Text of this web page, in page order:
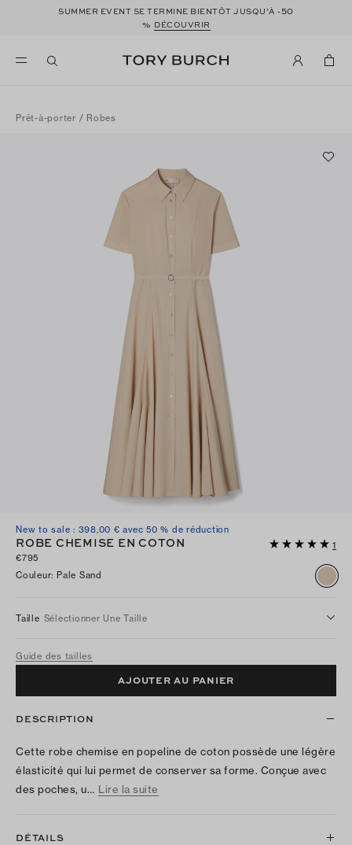
SUMMER EVENT SE TERMINE BIENTÔT JUSQU’À -50
% DÉCOUVRIR
Prêt-à-porter / Robes
New to sale : 398,00 € avec 50 % de réduction
ROBE CHEMISE EN COTON
1
€795
Couleur: Pale Sand
Taille Sélectionner Une Taille
Guide des tailles
AJOUTER AU PANIER
DESCRIPTION
Cette robe chemise en popeline de coton possède une légère
élasticité qui lui permet de conserver sa forme. Conçue avec
des poches, u… Lire la suite
DÉTAILS